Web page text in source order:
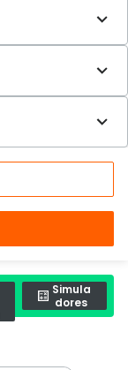
Simula
dores